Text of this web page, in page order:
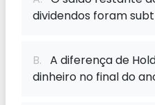
dividendos foram
B. A diferença de
dinheiro no final do